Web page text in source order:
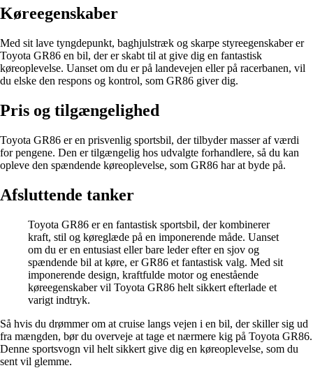
Køreegenskaber
Med sit lave tyngdepunkt, baghjulstræk og skarpe styreegenskaber er
Toyota GR86 en bil, der er skabt til at give dig en fantastisk
køreoplevelse. Uanset om du er på landevejen eller på racerbanen, vil
du elske den respons og kontrol, som GR86 giver dig.
Pris og tilgængelighed
Toyota GR86 er en prisvenlig sportsbil, der tilbyder masser af værdi
for pengene. Den er tilgængelig hos udvalgte forhandlere, så du kan
opleve den spændende køreoplevelse, som GR86 har at byde på.
Afsluttende tanker
Toyota GR86 er en fantastisk sportsbil, der kombinerer
kraft, stil og køreglæde på en imponerende måde. Uanset
om du er en entusiast eller bare leder efter en sjov og
spændende bil at køre, er GR86 et fantastisk valg. Med sit
imponerende design, kraftfulde motor og enestående
køreegenskaber vil Toyota GR86 helt sikkert efterlade et
varigt indtryk.
Så hvis du drømmer om at cruise langs vejen i en bil, der skiller sig ud
fra mængden, bør du overveje at tage et nærmere kig på Toyota GR86.
Denne sportsvogn vil helt sikkert give dig en køreoplevelse, som du
sent vil glemme.